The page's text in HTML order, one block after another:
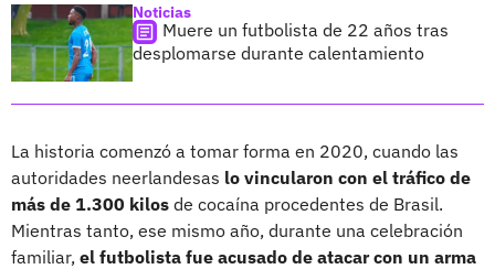
Noticias
Muere un futbolista de 22 años tras
desplomarse durante calentamiento
La historia comenzó a tomar forma en 2020, cuando las
autoridades neerlandesas lo vincularon con el tráfico de
más de 1.300 kilos de cocaína procedentes de Brasil.
Mientras tanto, ese mismo año, durante una celebración
familiar, el futbolista fue acusado de atacar con un arma